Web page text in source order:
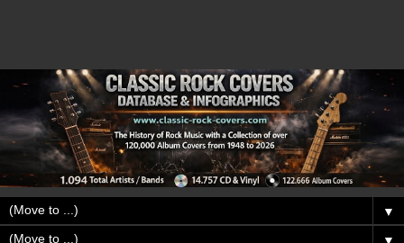
▼
▼